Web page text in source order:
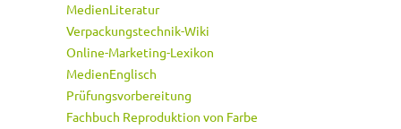
MedienLiteratur
Verpackungstechnik-Wiki
Online-Marketing-Lexikon
MedienEnglisch
Prüfungsvorbereitung
Fachbuch Reproduktion von Farbe